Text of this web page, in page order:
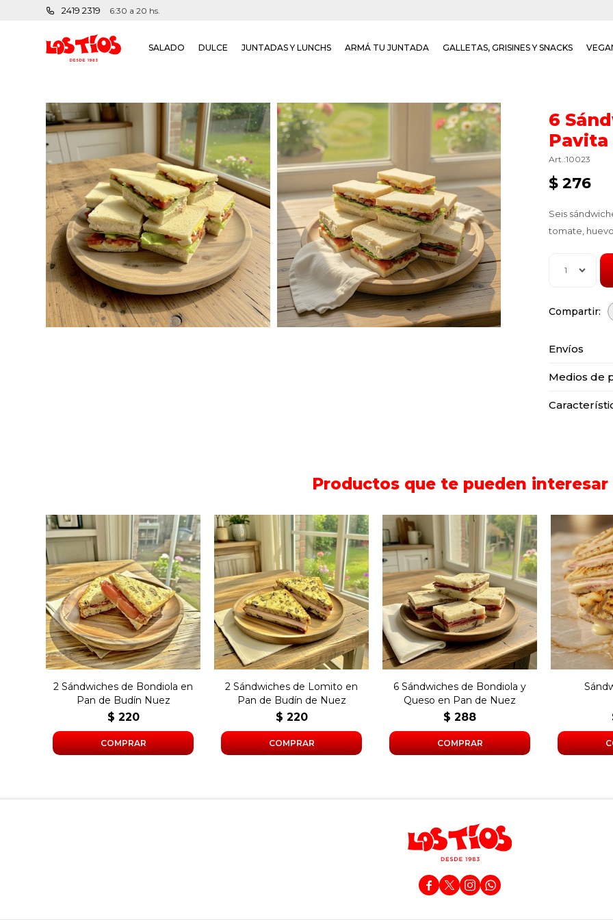
SALADO DULCE JUNTADAS Y LUNCHS ARMÁ TU JUNTADA GALLETAS, GRISINES Y SNACKS
2419 2319 6:30 a 20 hs.
6
Pavita
10023
$ 276
Seis
tomate,
1
Envíos
Medios de
Productos que te pueden interesar
Dos sándwiches con
bondiola y manteca en
pan de budín de nuez.
2 Sándwiches de Bondiola en
Pan de Budín Nuez
$ 220
Dos sándwiches con
lomito y manteca en pan
de budín de nuez.
2 Sándwiches de Lomito en
Pan de Budín de Nuez
$ 220
Seis sándwiches de
copetín con bondiola,
queso y manteca en pan
de nuez.
6 Sándwiches de Bondiola y
Queso en Pan de Nuez
$ 288
con
Listo
   